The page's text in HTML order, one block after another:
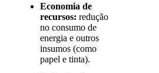
Economia de
recursos: redução
no consumo de
energia e outros
insumos (como
papel e tinta).